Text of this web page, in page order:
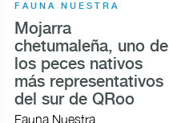
FAUNA NUESTRA
Mojarra
chetumaleña, uno de
los peces nativos
más representativos
del sur de QRoo
Fauna Nuestra